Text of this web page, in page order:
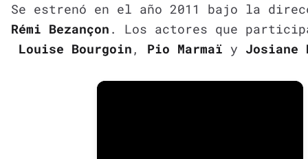
Se estrenó en el año 2011 bajo la
Rémi Bezançon . Los actores que
Louise Bourgoin , Pio Marmaï y Josiane